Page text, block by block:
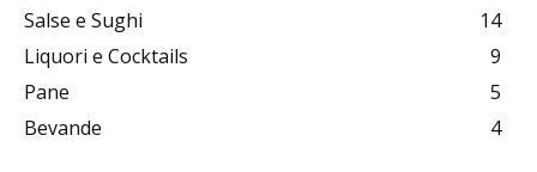
Salse e Sughi
14
Liquori e Cocktails
9
Pane
5
Bevande
4